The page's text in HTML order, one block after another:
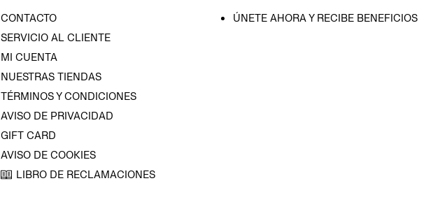
CONTACTO
SERVICIO AL CLIENTE
MI CUENTA
NUESTRAS TIENDAS
TÉRMINOS Y CONDICIONES
AVISO DE PRIVACIDAD
GIFT CARD
AVISO DE COOKIES
LIBRO DE RECLAMACIONES
ÚNETE AHORA Y RECIBE BENEFICIOS